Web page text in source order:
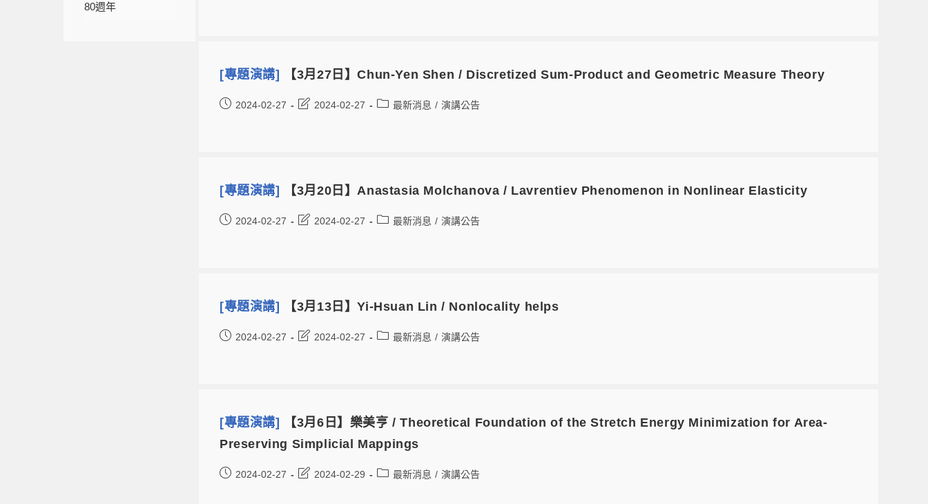
80週年
[專題演講] 【3月27日】Chun-Yen Shen / Discretized Sum-Product and Geometric Measure Theory
2024-02-27 2024-02-27 最新消息 / 演講公告
[專題演講] 【3月20日】Anastasia Molchanova / Lavrentiev Phenomenon in Nonlinear Elasticity
2024-02-27 2024-02-27 最新消息 / 演講公告
[專題演講] 【3月13日】Yi-Hsuan Lin / Nonlocality helps
2024-02-27 2024-02-27 最新消息 / 演講公告
[專題演講]
【3月6日】樂美亨 / Theoretical Foundation of the Stretch Energy Minimization for Area-
Preserving Simplicial Mappings
2024-02-27 2024-02-29 最新消息 / 演講公告